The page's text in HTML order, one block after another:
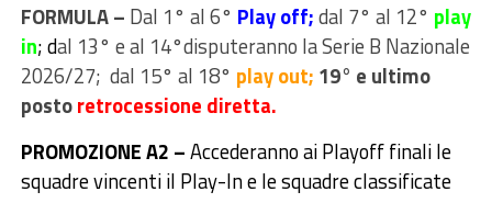
FORMULA – Dal 1° al 6° Play off;dal 7° al 12° play
in; dal 13° e al 14°disputeranno la Serie B Nazionale
2026/27; dal 15° al 18° play out; 19° e ultimo
postoretrocessione diretta.
PROMOZIONE A2 –Accederanno ai Playoff finali le
squadre vincenti il Play-In e le squadre classificate